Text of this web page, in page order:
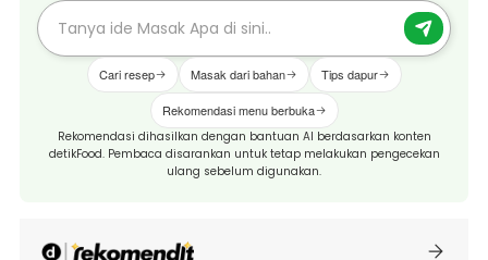
Cari resep Masak dari bahan Tips dapur
Rekomendasi menu berbuka
Rekomendasi dihasilkan dengan bantuan AI berdasarkan konten
detikFood. Pembaca disarankan untuk tetap melakukan pengecekan
ulang sebelum digunakan.